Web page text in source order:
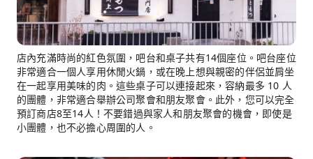
店內充滿時尚的紅色氛圍，吧台和桌子共有14個座位。吧台座位
非常適合一個人享用休閒火鍋，或在晚上想與親密的伴侶並肩坐
在一起享用美味的肉。這些桌子可以連接起來，容納最多 10 人
的團體，非常適合舉辦公司聚會和朋友聚會。此外，您可以完全
預訂商店8至14人！不要錯過與家人和朋友聚會的機會，即使是
小團體，也不必擔心周圍的人。